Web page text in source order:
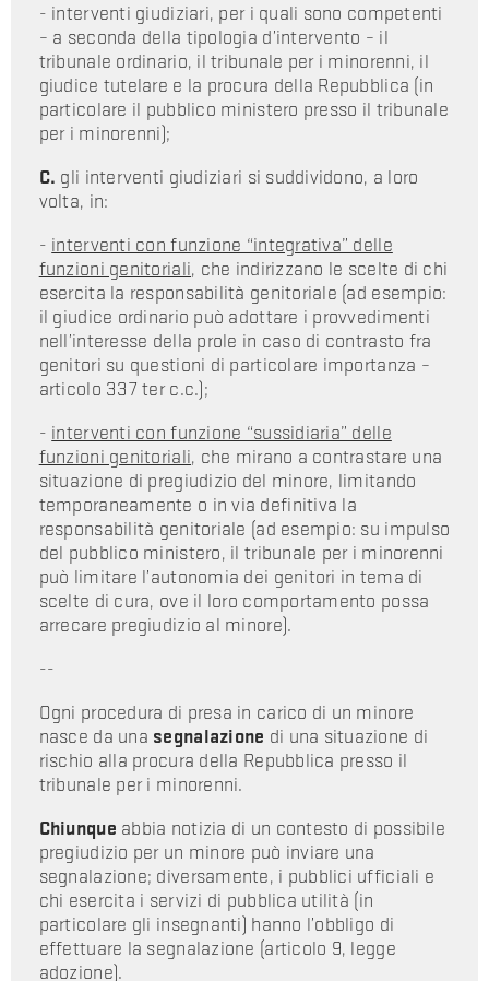
- interventi giudiziari, per i quali sono competenti
– a seconda della tipologia d’intervento – il
tribunale ordinario, il tribunale per i minorenni, il
giudice tutelare e la procura della Repubblica (in
particolare il pubblico ministero presso il tribunale
per i minorenni);
C. gli interventi giudiziari si suddividono, a loro
volta, in:
- interventi con funzione “integrativa” delle
funzioni genitoriali, che indirizzano le scelte di chi
esercita la responsabilità genitoriale (ad esempio:
il giudice ordinario può adottare i provvedimenti
nell’interesse della prole in caso di contrasto fra
genitori su questioni di particolare importanza –
articolo 337 ter c.c.);
- interventi con funzione “sussidiaria” delle
funzioni genitoriali, che mirano a contrastare una
situazione di pregiudizio del minore, limitando
temporaneamente o in via definitiva la
responsabilità genitoriale (ad esempio: su impulso
del pubblico ministero, il tribunale per i minorenni
può limitare l’autonomia dei genitori in tema di
scelte di cura, ove il loro comportamento possa
arrecare pregiudizio al minore).
--
Ogni procedura di presa in carico di un minore
nasce da una segnalazione di una situazione di
rischio alla procura della Repubblica presso il
tribunale per i minorenni.
Chiunque abbia notizia di un contesto di possibile
pregiudizio per un minore può inviare una
segnalazione; diversamente, i pubblici ufficiali e
chi esercita i servizi di pubblica utilità (in
particolare gli insegnanti) hanno l’obbligo di
effettuare la segnalazione (articolo 9, legge
adozione).